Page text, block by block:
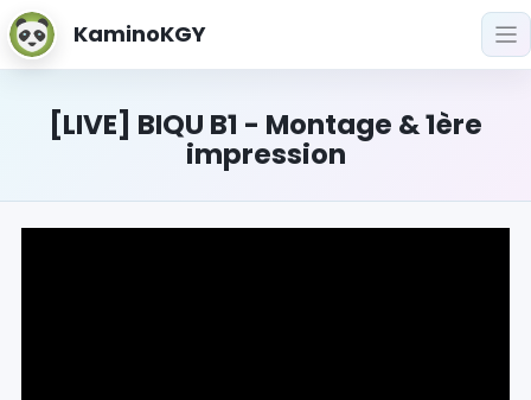
KaminoKGY
[LIVE] BIQU B1 - Montage & 1ère
impression